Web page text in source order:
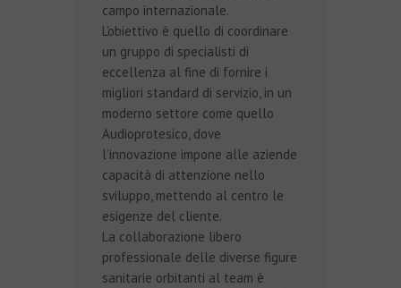
campo internazionale.
L’obiettivo è quello di coordinare
un gruppo di specialisti di
eccellenza al fine di fornire i
migliori standard di servizio, in un
moderno settore come quello
Audioprotesico, dove
l’innovazione impone alle aziende
capacità di attenzione nello
sviluppo, mettendo al centro le
esigenze del cliente.
La collaborazione libero
professionale delle diverse figure
sanitarie orbitanti al team è